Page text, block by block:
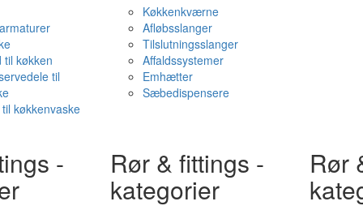
til køkken
til
køkkenvaske
Køkkenkværne
Afløbsslanger
Tilslutningsslanger
Affaldssystemer
Emhætter
Sæbedispensere
- Rør & fittings -
kategorier
Rør